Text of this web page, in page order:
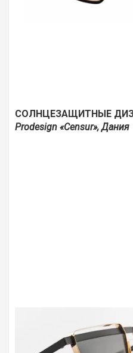
СОЛНЦЕЗАЩИТНЫЕ
Prodesign «Censur», Дания